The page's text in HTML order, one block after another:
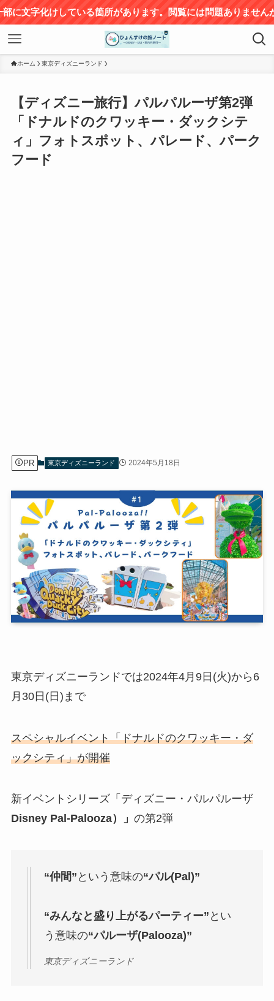
サ
ホーム 東京ディズニーランド
【ディズニー旅行】パルパルーザ第2弾
「ドナルドのクワッキー・ダックシテ
ィ」フォトスポット、パレード、パーク
フード
PR 東京ディズニーランド 2024年5月18日
東京ディズニーランドでは2024年4月9日(火)から6
月30日(日)まで
スペシャルイベント「ドナルドのクワッキー・ダ
ックシティ」が開催
新イベントシリーズ「ディズニー・パルパルーザ
Disney Pal-Palooza）」 の第2弾
“仲間” という意味の“パル(Pal)”
“みんなと盛り上がるパーティー” とい
う意味の“パルーザ(Palooza)”
東京ディズニーランド